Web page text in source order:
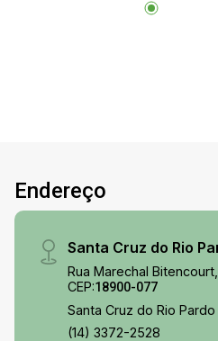
Endereço
Santa Cruz do Rio
Rua Marechal
CEP:18900-077
Santa Cruz do Rio Pardo
(14) 3372-2528